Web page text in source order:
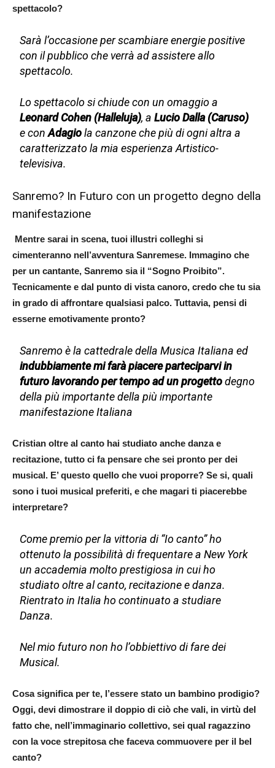
spettacolo?
Sarà l’occasione per scambiare energie positive
con il pubblico che verrà ad assistere allo
spettacolo.
Lo spettacolo si chiude con un omaggio a
Leonard Cohen (Halleluja), aLucio Dalla (Caruso)
e conAdagiola canzone che più di ogni altra a
caratterizzato la mia esperienza Artistico-
televisiva.
Sanremo? In Futuro con un progetto degno della
manifestazione
Mentre sarai in scena, tuoi illustri colleghi si
cimenteranno nell’avventura Sanremese. Immagino che
per un cantante, Sanremo sia il “Sogno Proibito”.
Tecnicamente e dal punto di vista canoro, credo che tu sia
in grado di affrontare qualsiasi palco. Tuttavia, pensi di
esserne emotivamente pronto?
Sanremo è la cattedrale della Musica Italiana ed
indubbiamente mi farà piacere parteciparvi in
futuro lavorando per tempo ad un progettodegno
della più importante della più importante
manifestazione Italiana
Cristian oltre al canto hai studiato anche danza e
recitazione, tutto ci fa pensare che sei pronto per dei
musical. E’ questo quello che vuoi proporre? Se si, quali
sono i tuoi musical preferiti, e che magari ti piacerebbe
interpretare?
Come premio per la vittoria di “Io canto” ho
ottenuto la possibilità di frequentare a New York
un accademia molto prestigiosa in cui ho
studiato oltre al canto, recitazione e danza.
Rientrato in Italia ho continuato a studiare
Danza.
Nel mio futuro non ho l’obbiettivo di fare dei
Musical.
Cosa significa per te, l’essere stato un bambino prodigio?
Oggi, devi dimostrare il doppio di ciò che vali, in virtù del
fatto che, nell’immaginario collettivo, sei qual ragazzino
con la voce strepitosa che faceva commuovere per il bel
canto?